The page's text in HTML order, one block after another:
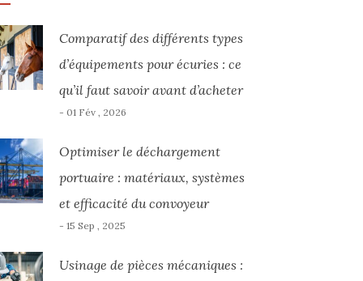
Comparatif des différents types
d’équipements pour écuries : ce
qu’il faut savoir avant d’acheter
- 01 Fév , 2026
Optimiser le déchargement
portuaire : matériaux, systèmes
et efficacité du convoyeur
- 15 Sep , 2025
Usinage de pièces mécaniques :